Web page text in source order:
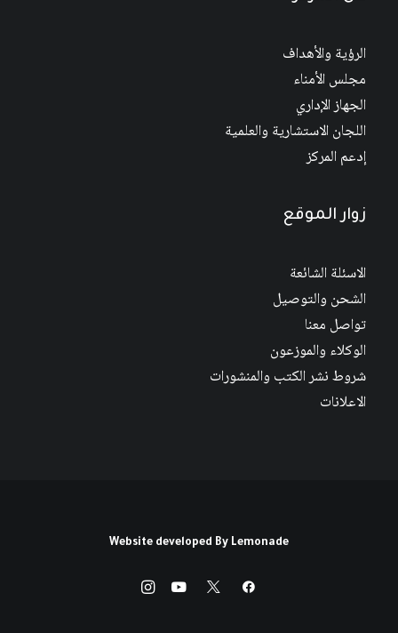
الرؤية والأهداف
مجلس الأمناء
الجهاز الإداري
اللجان الاستشارية والعلمية
إدعم المركز
زوار الموقع
الاسئلة الشائعة
الشحن والتوصيل
تواصل معنا
الوكلاء والموزعون
شروط نشر الكتب والمنشورات
الاعلانات
Website developed By Lemonade